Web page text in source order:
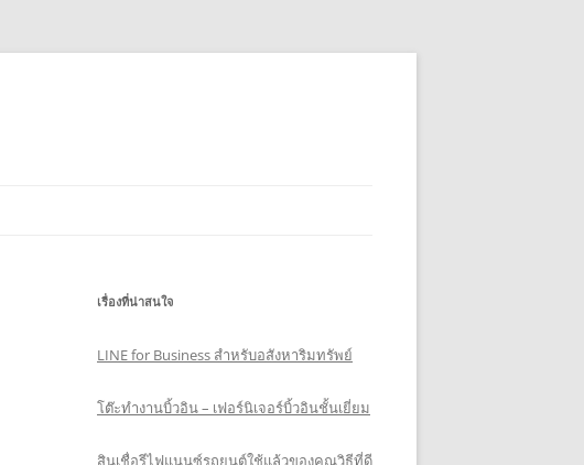
เรื่องที่น่าสนใจ
LINE for Business สำหรับอสังหาริมทรัพย์
โต๊ะทำงานบิ้วอิน – เฟอร์นิเจอร์บิ้วอินชั้นเยี่ยม
สินเชื่อรีไฟแนนซ์รถยนต์ใช้แล้วของคุณวิธีที่ดี